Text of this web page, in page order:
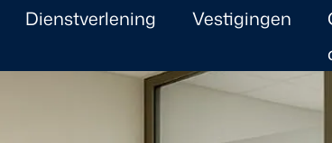
Dienstverlening Vestigingen